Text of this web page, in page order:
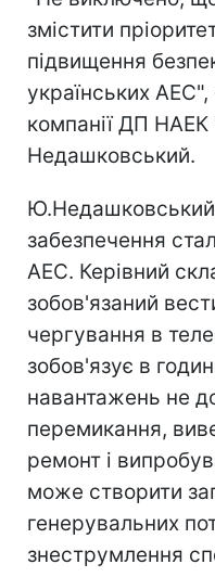
змістити
підвищення
українських
компанії ДП
Недашковський.
Ю.Недашковський
забезпечення
АЕС. Керівний
зобов'язаний
чергування в
зобов'язує в
навантажень не
перемикання,
ремонт і
може створити
генерувальних
знеструмлення